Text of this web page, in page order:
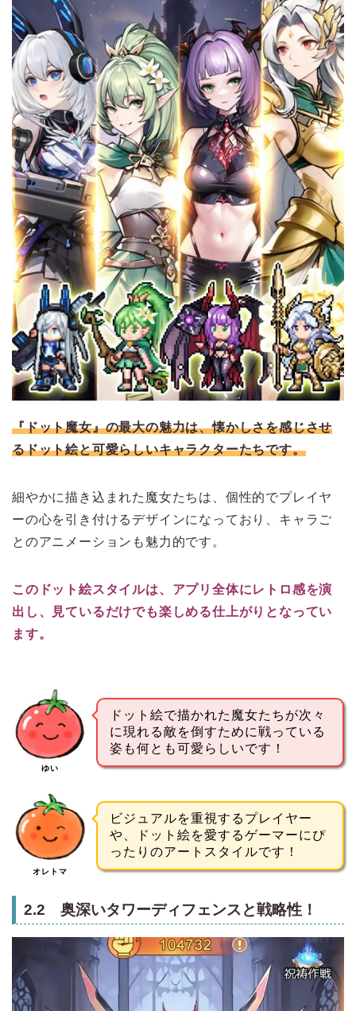
『ドット魔女』の最大の魅力は、懐かしさを感じさせ
るドット絵と可愛らしいキャラクターたちです。
細やかに描き込まれた魔女たちは、個性的でプレイヤ
ーの心を引き付けるデザインになっており、キャラご
とのアニメーションも魅力的です。
このドット絵スタイルは、アプリ全体にレトロ感を演
出し、見ているだけでも楽しめる仕上がりとなってい
ます。
ゆい
ドット絵で描かれた魔女たちが次々
に現れる敵を倒すために戦っている
姿も何とも可愛らしいです！
オレトマ
ビジュアルを重視するプレイヤー
や、ドット絵を愛するゲーマーにぴ
ったりのアートスタイルです！
2.2 奥深いタワーディフェンスと戦略性！